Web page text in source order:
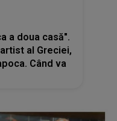
a doua casă".
al Greciei,
Când va